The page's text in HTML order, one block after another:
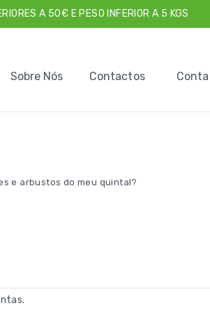
A 50€ E PESO INFERIOR A 5 KGS
Sobre Nós Contactos Conta
e arbustos do meu quintal?